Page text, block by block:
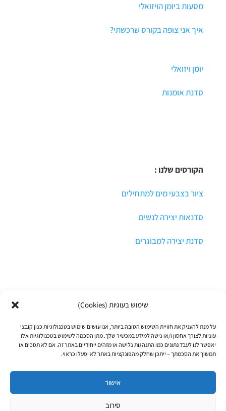
שימוש בעוגיות (Cookies)
על מנת להעניק את חוויית השימוש הטובה ביותר, אנו עושים שימוש בטכנולוגיות כגון קובצי
עוגיות לצורך אחסון ו/או גישה למידע במכשיר שלך. מתן הסכמה לשימוש בטכנולוגיות אלו
יאפשר לנו לעבד נתונים כמו התנהגות גלישה או מזהים ייחודיים באתר זה. אם לא תסכים או
תמשוך את הסכמתך – ייתכן שחלק מהפונקציות באתר לא יפעלו כראוי.
אישור
סירוב
מסעות ביומן הויזואלי
איך אני צופה בקורס שרכשתי?
יומן ויזואלי
סדנת אומנות
הקורסים שלנו :
ציור בצבעי מים למתחילים
סדנאות יצירה לנשים
סדנת יצירה למבוגרים
© כל הזכויות שמורות לרקפת הדר
תקנון אתר ותנאי התקשרות